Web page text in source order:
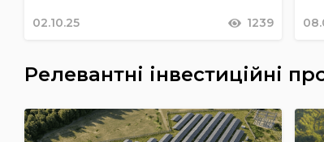
02.10.25 1239
Релевантні інвестиційні